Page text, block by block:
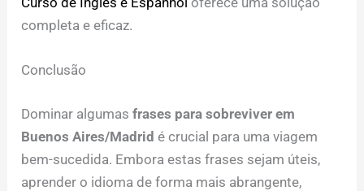
completa e eficaz.
Conclusão
Dominar algumasfrases para sobreviver em
Buenos Aires/Madrid é crucial para uma viagem
bem-sucedida. Embora estas frases sejam úteis,
aprender o idioma de forma mais abrangente,